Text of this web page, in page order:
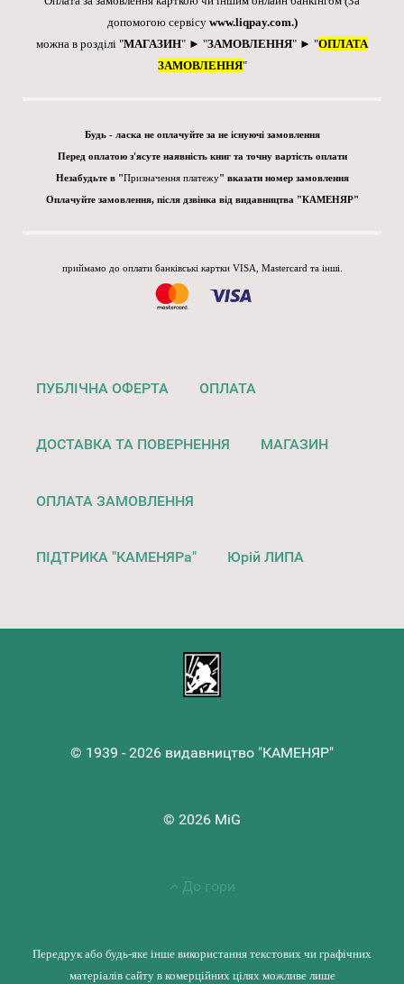
допомогою сервісу www.liqpay.com.)
можна в розділі "МАГАЗИН" ► "ЗАМОВЛЕННЯ" ► "ОПЛАТА
ЗАМОВЛЕННЯ"
Будь - ласка не оплачуйте за не існуючі замовлення
Перед оплатою з'ясуте наявність книг та точну вартість оплати
Незабудьте в "Призначення платежу" вказати номер замовлення
Оплачуйте замовлення, після дзвінка від видавництва "КАМЕНЯР"
приймамо до оплати банківські картки VISA, Mastercard та інші.
ПУБЛІЧНА ОФЕРТА ОПЛАТА
ДОСТАВКА ТА ПОВЕРНЕННЯ МАГАЗИН
ОПЛАТА ЗАМОВЛЕННЯ
ПІДТРИКА "КАМЕНЯРа" Юрій ЛИПА
© 1939 - 2026 видавництво "КАМЕНЯР"
© 2026 MiG
До гори
Передрук або будь-яке інше використання текстових чи графічних
матеріалів сайту в комерційних цілях можливе лише